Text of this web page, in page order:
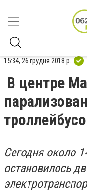
15:34, 26 грудня 2018 р.
В центре
Сегодня около
остановилось